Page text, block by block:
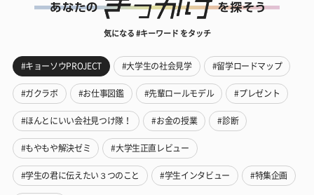
気になる #キーワード をタッチ
#キョーソウPROJECT #大学生の社会見学 #留学ロードマップ
#ガクラボ #お仕事図鑑 #先輩ロールモデル #プレゼント
#ほんとにいい会社見つけ隊！ #お金の授業 #診断
#もやもや解決ゼミ #大学生正直レビュー
#学生の君に伝えたい３つのこと #学生インタビュー #特集企画